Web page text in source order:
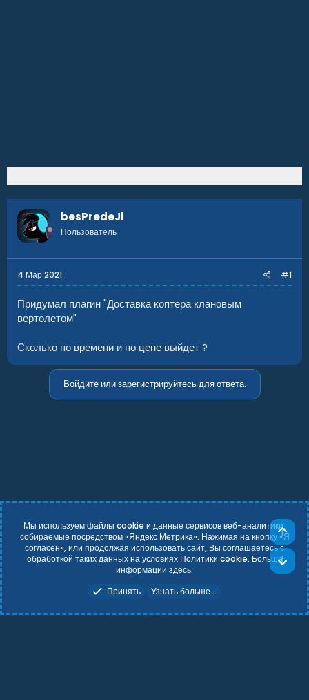
besPredeJl
Пользователь
4 Мар 2021 #1
Придумал плагин "Доставка коптера клановым
вертолетом"
Сколько по времени и по цене выйдет ?
Войдите или зарегистрируйтесь для ответа.
Russian (RU)
Условия и правила
Политика конфиденциальности
Справка Главная
R
Мы используем файлы cookie и данные сервисов веб-аналитики,
собираемые посредством «Яндекс Метрика». Нажимая на кнопку «Я
согласен», или продолжая использовать сайт, Вы соглашаетесь с
обработкой таких данных на условиях Политики cookie. Больше
информации здесь.
Принять
Узнать больше...